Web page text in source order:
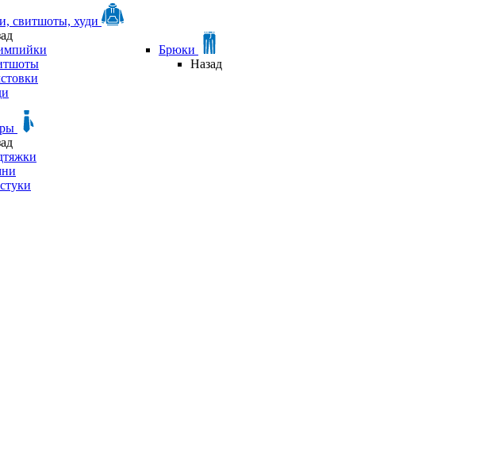
свитшоты, худи
Брюки
Назад